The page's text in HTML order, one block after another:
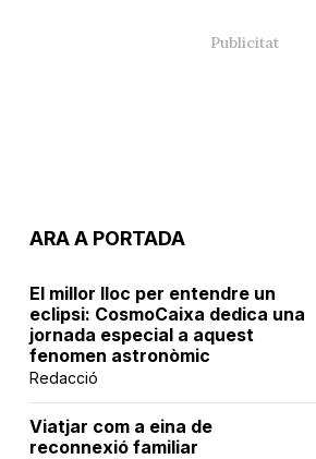
ARA A PORTADA
El millor lloc per entendre un
eclipsi: CosmoCaixa dedica una
jornada especial a aquest
fenomen astronòmic
Redacció
Viatjar com a eina de
reconnexió familiar